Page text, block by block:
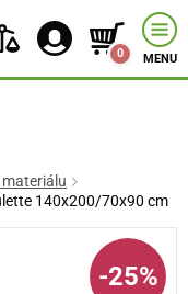
0 MENU
140x200/70x90 cm
-25%